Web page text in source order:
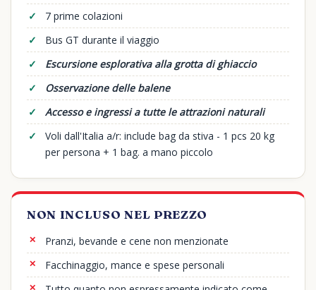
7 prime colazioni
Bus GT durante il viaggio
Escursione esplorativa alla grotta di ghiaccio
Osservazione delle balene
Accesso e ingressi a tutte le attrazioni naturali
Voli dall'Italia a/r: include bag da stiva - 1 pcs 20 kg
per persona + 1 bag. a mano piccolo
NON INCLUSO NEL PREZZO
Pranzi, bevande e cene non menzionate
Facchinaggio, mance e spese personali